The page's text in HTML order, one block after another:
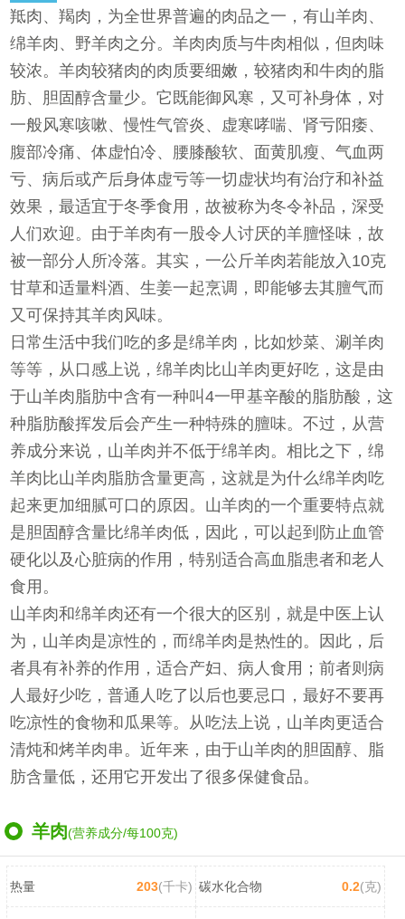
羝肉、羯肉，为全世界普遍的肉品之一，有山羊肉、
绵羊肉、野羊肉之分。羊肉肉质与牛肉相似，但肉味
较浓。羊肉较猪肉的肉质要细嫩，较猪肉和牛肉的脂
肪、胆固醇含量少。它既能御风寒，又可补身体，对
一般风寒咳嗽、慢性气管炎、虚寒哮喘、肾亏阳痿、
腹部冷痛、体虚怕冷、腰膝酸软、面黄肌瘦、气血两
亏、病后或产后身体虚亏等一切虚状均有治疗和补益
效果，最适宜于冬季食用，故被称为冬令补品，深受
人们欢迎。由于羊肉有一股令人讨厌的羊膻怪味，故
被一部分人所冷落。其实，一公斤羊肉若能放入10克
甘草和适量料酒、生姜一起烹调，即能够去其膻气而
又可保持其羊肉风味。
日常生活中我们吃的多是绵羊肉，比如炒菜、涮羊肉
等等，从口感上说，绵羊肉比山羊肉更好吃，这是由
于山羊肉脂肪中含有一种叫4一甲基辛酸的脂肪酸，这
种脂肪酸挥发后会产生一种特殊的膻味。不过，从营
养成分来说，山羊肉并不低于绵羊肉。相比之下，绵
羊肉比山羊肉脂肪含量更高，这就是为什么绵羊肉吃
起来更加细腻可口的原因。山羊肉的一个重要特点就
是胆固醇含量比绵羊肉低，因此，可以起到防止血管
硬化以及心脏病的作用，特别适合高血脂患者和老人
食用。
山羊肉和绵羊肉还有一个很大的区别，就是中医上认
为，山羊肉是凉性的，而绵羊肉是热性的。因此，后
者具有补养的作用，适合产妇、病人食用；前者则病
人最好少吃，普通人吃了以后也要忌口，最好不要再
吃凉性的食物和瓜果等。从吃法上说，山羊肉更适合
清炖和烤羊肉串。近年来，由于山羊肉的胆固醇、脂
肪含量低，还用它开发出了很多保健食品。
羊肉(营养成分/每100克)
热量 203(千卡) 碳水化合物 0.2(克)